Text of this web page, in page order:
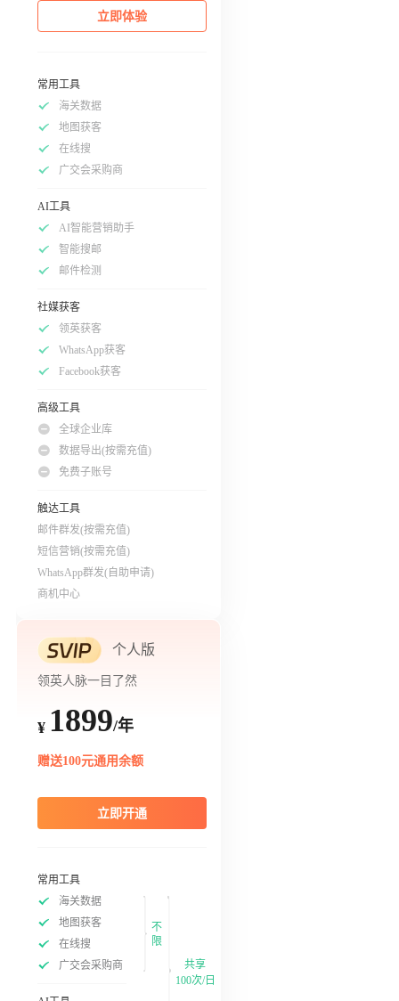
立即体验
常用工具
海关数据
地图获客
在线搜
广交会采购商
AI工具
AI智能营销助手
智能搜邮
邮件检测
社媒获客
领英获客
WhatsApp获客
Facebook获客
高级工具
全球企业库
数据导出(按需充值)
免费子账号
触达工具
邮件群发(按需充值)
短信营销(按需充值)
WhatsApp群发(自助申请)
商机中心
个人版
领英人脉一目了然
¥ 1899/年
赠送100元通用余额
立即开通
常用工具
海关数据
地图获客
在线搜
广交会采购商
不
限
共享
100次/日